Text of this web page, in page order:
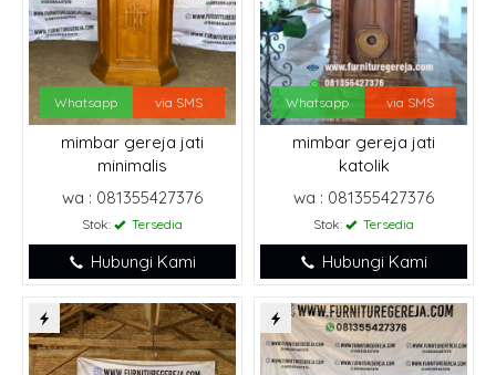
Whatsapp via SMS
mimbar gereja jati
minimalis
wa : 081355427376
Stok: Tersedia
Hubungi Kami
Whatsapp via SMS
mimbar gereja jati
katolik
wa : 081355427376
Stok: Tersedia
Hubungi Kami